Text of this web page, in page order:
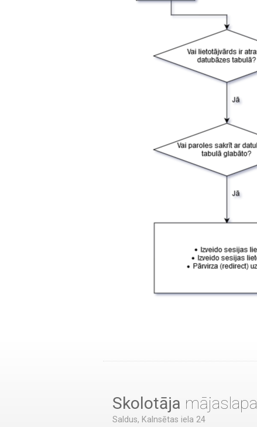
Skolotāja mājaslapa
Saldus, Kalnsētas iela 24